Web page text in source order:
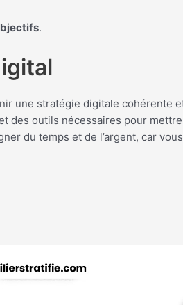
.
une stratégie digitale cohérente
des outils nécessaires pour
du temps et de l’argent, car